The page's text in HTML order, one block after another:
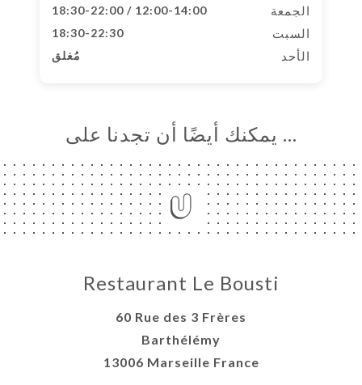
الجمعة 12:00-14:00 / 18:30-22:00
السبت 18:30-22:30
الأحد مُغلق
… يمكنك أيضًا أن تجدنا على
Restaurant Le Bousti
60 Rue des 3 Frères
Barthélémy
13006 Marseille France